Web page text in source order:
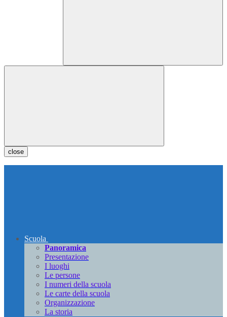
close
Scuola
Panoramica
Presentazione
I luoghi
Le persone
I numeri della scuola
Le carte della scuola
Organizzazione
La storia